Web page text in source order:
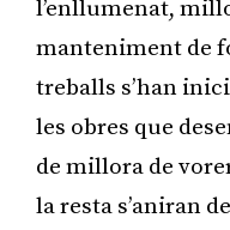
l’enllumenat,
manteniment de
treballs s’han
les obres que
de millora de
la resta s’aniran